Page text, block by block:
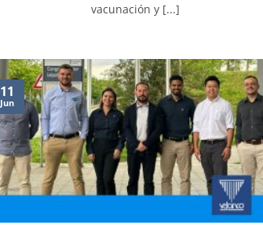
vacunación y [...]
11
Jun